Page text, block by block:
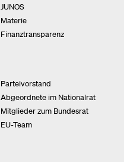
JUNOS
Materie
Finanztransparenz
Parteivorstand
Abgeordnete im Nationalrat
Mitglieder zum Bundesrat
EU-Team